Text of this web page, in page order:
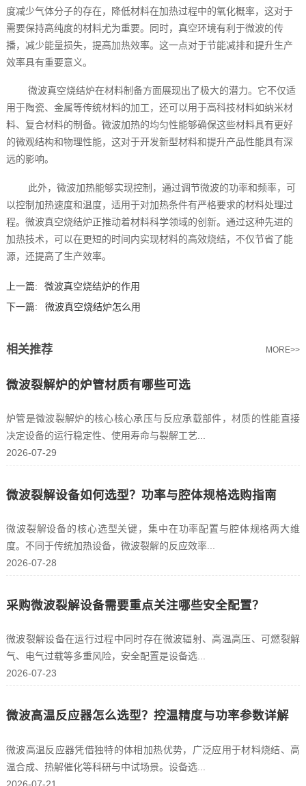
度减少气体分子的存在，降低材料在加热过程中的氧化概率，这对于
需要保持高纯度的材料尤为重要。同时，真空环境有利于微波的传
播，减少能量损失，提高加热效率。这一点对于节能减排和提升生产
效率具有重要意义。
微波真空烧结炉在材料制备方面展现出了极大的潜力。它不仅适
用于陶瓷、金属等传统材料的加工，还可以用于高科技材料如纳米材
料、复合材料的制备。微波加热的均匀性能够确保这些材料具有更好
的微观结构和物理性能，这对于开发新型材料和提升产品性能具有深
远的影响。
此外，微波加热能够实现控制，通过调节微波的功率和频率，可
以控制加热速度和温度，适用于对加热条件有严格要求的材料处理过
程。微波真空烧结炉正推动着材料科学领域的创新。通过这种先进的
加热技术，可以在更短的时间内实现材料的高效烧结，不仅节省了能
源，还提高了生产效率。
上一篇:
微波真空烧结炉的作用
下一篇:
微波真空烧结炉怎么用
相关推荐 MORE>>
微波裂解炉的炉管材质有哪些可选
炉管是微波裂解炉的核心核心承压与反应承载部件，材质的性能直接
决定设备的运行稳定性、使用寿命与裂解工艺...
2026-07-29
微波裂解设备如何选型？功率与腔体规格选购指南
微波裂解设备的核心选型关键，集中在功率配置与腔体规格两大维
度。不同于传统加热设备，微波裂解的反应效率...
2026-07-28
采购微波裂解设备需要重点关注哪些安全配置？
微波裂解设备在运行过程中同时存在微波辐射、高温高压、可燃裂解
气、电气过载等多重风险，安全配置是设备选...
2026-07-23
微波高温反应器怎么选型？控温精度与功率参数详解
微波高温反应器凭借独特的体相加热优势，广泛应用于材料烧结、高
温合成、热解催化等科研与中试场景。设备选...
2026-07-21